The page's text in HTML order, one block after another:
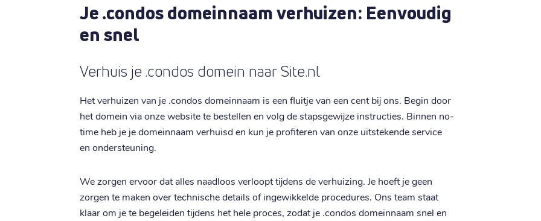
Je .condos domeinnaam verhuizen: Eenvoudig
en snel
Verhuis je .condos domein naar Site.nl
Het verhuizen van je .condos domeinnaam is een fluitje van een cent bij ons. Begin door
het domein via onze website te bestellen en volg de stapsgewijze instructies. Binnen no-
time heb je je domeinnaam verhuisd en kun je profiteren van onze uitstekende service
en ondersteuning.
We zorgen ervoor dat alles naadloos verloopt tijdens de verhuizing. Je hoeft je geen
zorgen te maken over technische details of ingewikkelde procedures. Ons team staat
klaar om je te begeleiden tijdens het hele proces, zodat je .condos domeinnaam snel en